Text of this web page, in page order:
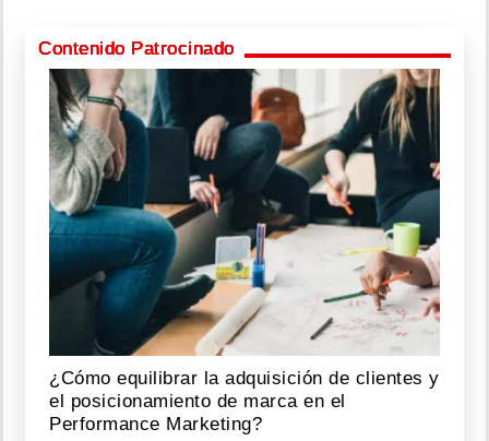
Contenido Patrocinado
¿Cómo equilibrar la adquisición de clientes y
el posicionamiento de marca en el
Performance Marketing?